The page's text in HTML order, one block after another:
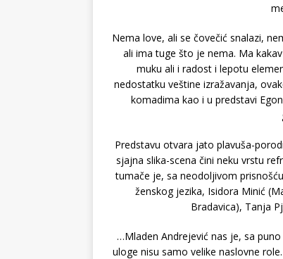
Nema love, ali se čovečić snalazi,
ali ima tuge što je nema. Ma
muku ali i radost i lepotu
nedostatku veštine izražavanja,
komadima kao i u predstavi
Predstavu otvara jato plavuša-
sjajna slika-scena čini neku vrstu
tumače je, sa neodoljivom
ženskog jezika, Isidora Minić
Bradavica), Tanja
…Mladen Andrejević nas je, sa
uloge nisu samo velike naslovne